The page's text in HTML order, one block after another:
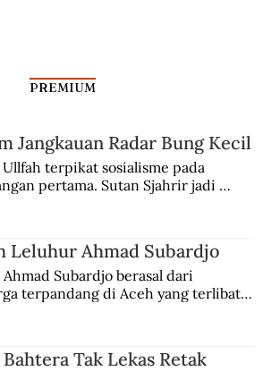
ke Palestina
PREMIUM
Jangkauan Radar Bung Kecil
terpikat sosialisme pada
pertama. Sutan Sjahrir jadi
Leluhur Ahmad Subardjo
Subardjo berasal dari
terpandang di Aceh yang terlibat
Tak Lekas Retak